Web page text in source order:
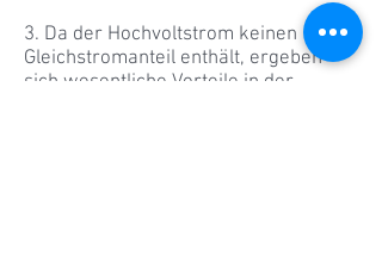
3. Da der Hochvoltstrom keinen
Gleichstromanteil enthält, ergeben
sich wesentliche Vorteile in der